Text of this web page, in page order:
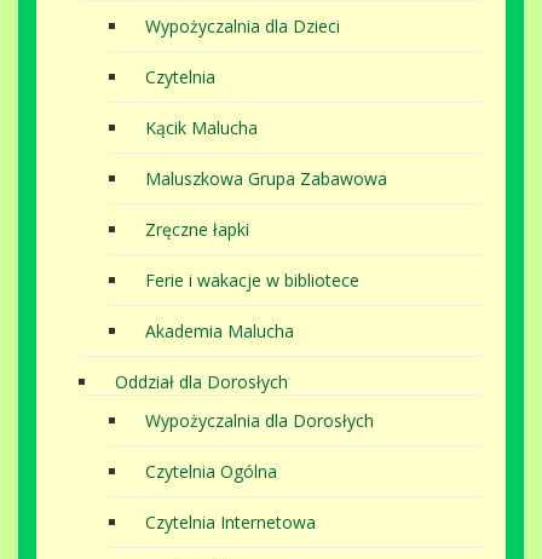
Wypożyczalnia dla Dzieci
Czytelnia
Kącik Malucha
Maluszkowa Grupa Zabawowa
Zręczne łapki
Ferie i wakacje w bibliotece
Akademia Malucha
Oddział dla Dorosłych
Wypożyczalnia dla Dorosłych
Czytelnia Ogólna
Czytelnia Internetowa